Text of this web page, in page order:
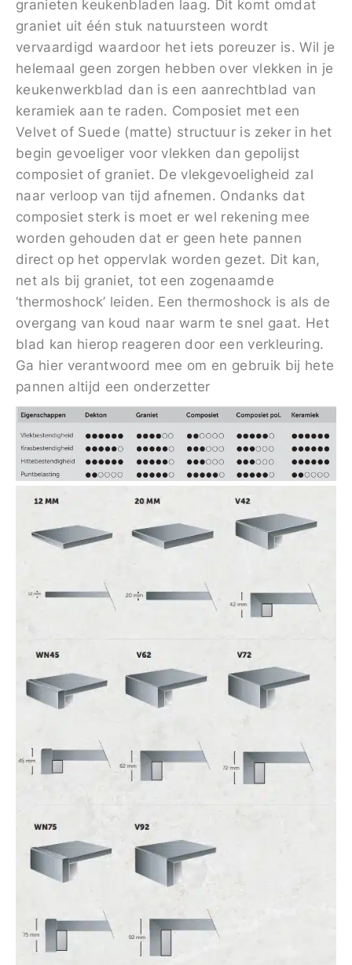
granieten keukenbladen laag. Dit komt omdat
graniet uit één stuk natuursteen wordt
vervaardigd waardoor het iets poreuzer is. Wil je
helemaal geen zorgen hebben over vlekken in je
keukenwerkblad dan is een aanrechtblad van
keramiek aan te raden. Composiet met een
Velvet of Suede (matte) structuur is zeker in het
begin gevoeliger voor vlekken dan gepolijst
composiet of graniet. De vlekgevoeligheid zal
naar verloop van tijd afnemen. Ondanks dat
composiet sterk is moet er wel rekening mee
worden gehouden dat er geen hete pannen
direct op het oppervlak worden gezet. Dit kan,
net als bij graniet, tot een zogenaamde
‘thermoshock’ leiden. Een thermoshock is als de
overgang van koud naar warm te snel gaat. Het
blad kan hierop reageren door een verkleuring.
Ga hier verantwoord mee om en gebruik bij hete
pannen altijd een onderzetter